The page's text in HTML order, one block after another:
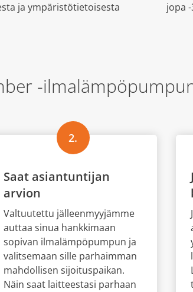
ja ympäristötietoisesta
jopa -
-
2.
Saat asiantuntijan
arvion
Valtuutettu jälleenmyyjämme
auttaa sinua hankkimaan
sopivan ilmalämpöpumpun ja
valitsemaan sille parhaimman
mahdollisen sijoituspaikan.
Näin saat laitteestasi parhaan